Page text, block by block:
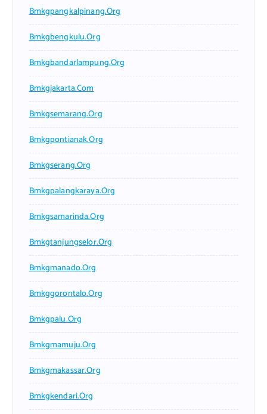
Bmkgpangkalpinang.org
Bmkgbengkulu.org
Bmkgbandarlampung.org
Bmkgjakarta.com
Bmkgsemarang.org
Bmkgpontianak.org
Bmkgserang.org
Bmkgpalangkaraya.org
Bmkgsamarinda.org
Bmkgtanjungselor.org
Bmkgmanado.org
Bmkggorontalo.org
Bmkgpalu.org
Bmkgmamuju.org
Bmkgmakassar.org
Bmkgkendari.org